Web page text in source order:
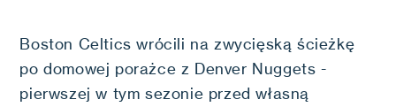
Boston Celtics wrócili na zwycięską ścieżkę
po domowej porażce z Denver Nuggets -
pierwszej w tym sezonie przed własną